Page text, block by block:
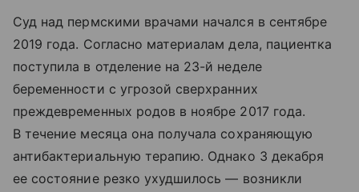
Суд над пермскими врачами начался в сентябре
2019 года. Согласно материалам дела, пациентка
поступила в отделение на 23-й неделе
беременности с угрозой сверхранних
преждевременных родов в ноябре 2017 года.
В течение месяца она получала сохраняющую
антибактериальную терапию. Однако 3 декабря
ее состояние резко ухудшилось — возникли